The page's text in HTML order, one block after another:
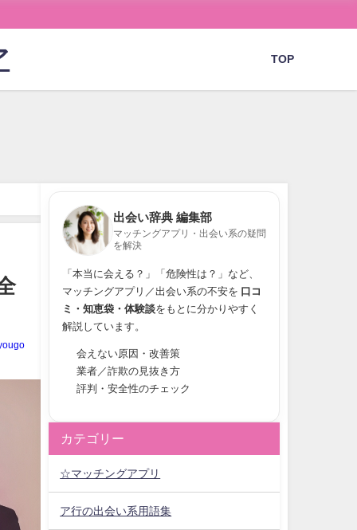
TOP
出会い辞典 編集部
マッチングアプリ・出会い系の疑問
を解決
「本当に会える？」「危険性は？」など、
マッチングアプリ／出会い系の不安を 口コ
ミ・知恵袋・体験談をもとに分かりやすく
解説しています。
会えない原因・改善策
業者／詐欺の見抜き方
評判・安全性のチェック
カテゴリー
☆マッチングアプリ
ア行の出会い系用語集